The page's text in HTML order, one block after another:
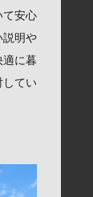
て安心
説明や
に暮
してい